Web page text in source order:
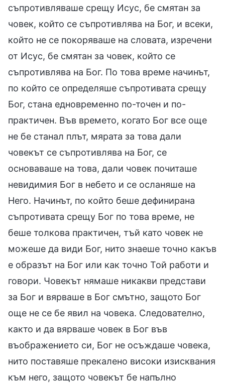
съпротивляваше срещу Исус, бе смятан за
човек, който се съпротивлява на Бог, и всеки,
който не се покоряваше на словата, изречени
от Исус, бе смятан за човек, който се
съпротивлява на Бог. По това време начинът,
по който се определяше съпротивата срещу
Бог, стана едновременно по-точен и по-
практичен. Във времето, когато Бог все още
не бе станал плът, мярата за това дали
човекът се съпротивлява на Бог, се
основаваше на това, дали човек почиташе
невидимия Бог в небето и се осланяше на
Него. Начинът, по който беше дефинирана
съпротивата срещу Бог по това време, не
беше толкова практичен, тъй като човек не
можеше да види Бог, нито знаеше точно какъв
е образът на Бог или как точно Той работи и
говори. Човекът нямаше никакви представи
за Бог и вярваше в Бог смътно, защото Бог
още не се бе явил на човека. Следователно,
както и да вярваше човек в Бог във
въображението си, Бог не осъждаше човека,
нито поставяше прекалено високи изисквания
към него, защото човекът бе напълно